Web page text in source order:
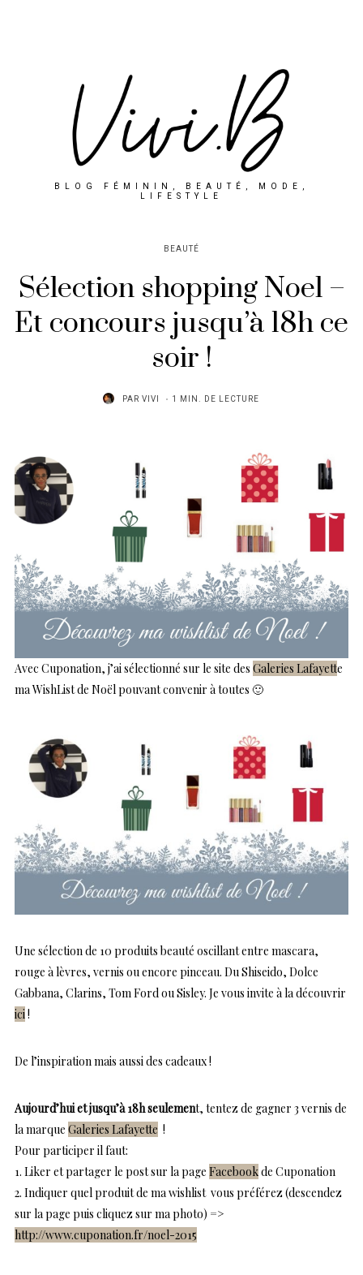
BLOG FÉMININ, BEAUTÉ, MODE,
LIFESTYLE
BEAUTÉ
Sélection shopping Noel –
Et concours jusqu’à 18h ce
soir !
PAR VIVI 1 MIN. DE LECTURE
Avec Cuponation, j’ai sélectionné sur le site des Galeries Lafayette
ma WishList de Noël pouvant convenir à toutes 🙂
Une sélection de 10 produits beauté oscillant entre mascara,
rouge à lèvres, vernis ou encore pinceau. Du Shiseido, Dolce
Gabbana, Clarins, Tom Ford ou Sisley. Je vous invite à la découvrir
ici!
De l’inspiration mais aussi des cadeaux !
Aujourd’hui et jusqu’à 18h seulement, tentez de gagner 3 vernis de
la marque Galeries Lafayette !
Pour participer il faut:
1. Liker et partager le postsur la page Facebookde Cuponation
2. Indiquer quel produit de ma wishlist vous préférez (descendez
sur la page puis cliquez sur ma photo) =>
http://www.cuponation.fr/noel-2015